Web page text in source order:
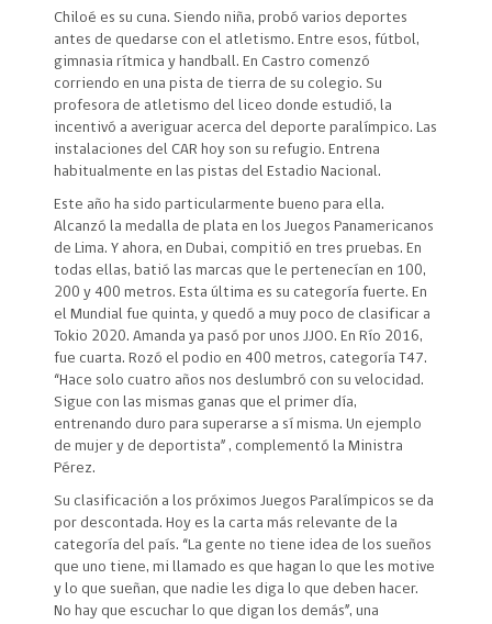
Chiloé es su cuna. Siendo niña, probó varios deportes
antes de quedarse con el atletismo. Entre esos, fútbol,
gimnasia rítmica y handball. En Castro comenzó
corriendo en una pista de tierra de su colegio. Su
profesora de atletismo del liceo donde estudió, la
incentivó a averiguar acerca del deporte paralímpico. Las
instalaciones del CAR hoy son su refugio. Entrena
habitualmente en las pistas del Estadio Nacional.
Este año ha sido particularmente bueno para ella.
Alcanzó la medalla de plata en los Juegos Panamericanos
de Lima. Y ahora, en Dubai, compitió en tres pruebas. En
todas ellas, batió las marcas que le pertenecían en 100,
200 y 400 metros. Esta última es su categoría fuerte. En
el Mundial fue quinta, y quedó a muy poco de clasificar a
Tokio 2020. Amanda ya pasó por unos JJOO. En Río 2016,
fue cuarta. Rozó el podio en 400 metros, categoría T47.
“Hace solo cuatro años nos deslumbró con su velocidad.
Sigue con las mismas ganas que el primer día,
entrenando duro para superarse a sí misma. Un ejemplo
de mujer y de deportista” , complementó la Ministra
Pérez.
Su clasificación a los próximos Juegos Paralímpicos se da
por descontada. Hoy es la carta más relevante de la
categoría del país. “La gente no tiene idea de los sueños
que uno tiene, mi llamado es que hagan lo que les motive
y lo que sueñan, que nadie les diga lo que deben hacer.
No hay que escuchar lo que digan los demás”, una